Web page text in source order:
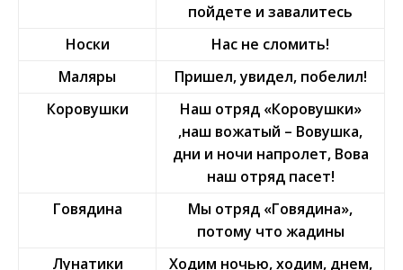
пойдете и завалитесь
Носки
Нас не сломить!
Маляры
Пришел, увидел, побелил!
Коровушки
Наш отряд «Коровушки»
,наш вожатый – Вовушка,
дни и ночи напролет, Вова
наш отряд пасет!
Говядина
Мы отряд «Говядина»,
потому что жадины
Лунатики
Ходим ночью, ходим, днем,